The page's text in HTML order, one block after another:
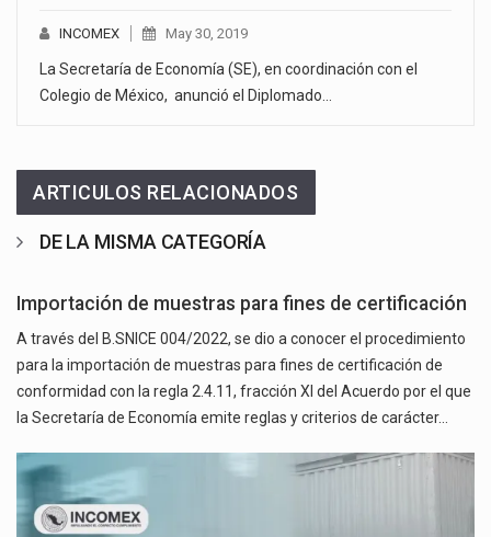
INCOMEX May 30, 2019
La Secretaría de Economía (SE), en coordinación con el
Colegio de México, anunció el Diplomado…
ARTICULOS RELACIONADOS
DE LA MISMA CATEGORÍA
Importación de muestras para fines de certificación
A través del B.SNICE 004/2022, se dio a conocer el procedimiento
para la importación de muestras para fines de certificación de
conformidad con la regla 2.4.11, fracción XI del Acuerdo por el que
la Secretaría de Economía emite reglas y criterios de carácter…